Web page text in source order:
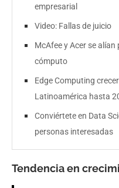
empresarial
Video: Fallas de juicio
McAfee y Acer se
cómputo
Edge Computing
Latinoamérica hasta
Conviértete en Data
personas interesadas
Tendencia en